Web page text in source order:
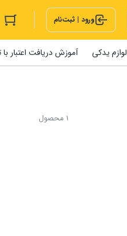
ورود | ثبت‌نام
لوازم یدکی آموزش دریافت اعتبار با
1 محصول